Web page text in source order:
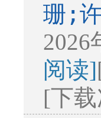
珊;
2026
阅读]
[下载